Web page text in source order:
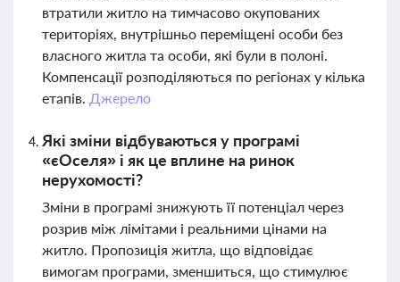
втратили житло на тимчасово окупованих
територіях, внутрішньо переміщені особи без
власного житла та особи, які були в полоні.
Компенсації розподіляються по регіонах у кілька
етапів. Джерело
Які зміни відбуваються у програмі
«єОселя» і як це вплине на ринок
нерухомості?
Зміни в програмі знижують її потенціал через
розрив між лімітами і реальними цінами на
житло. Пропозиція житла, що відповідає
вимогам програми, зменшиться, що стимулює